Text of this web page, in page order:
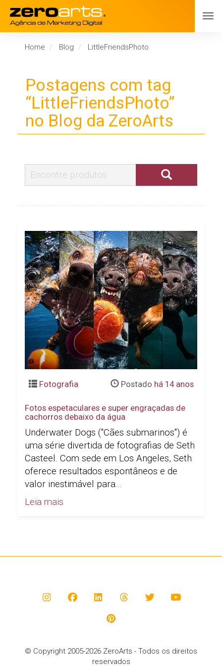
Home Blog LittleFriendsPhoto
Postagens com tag
“LittleFriendsPhoto”
no Blog da ZeroArts
Fotografia Postado há 14 anos
Fotos espetaculares e super engraçadas de
cachorros debaixo da água
Underwater Dogs ("Cães submarinos") é
uma série divertida de fotografias de Seth
Casteel. Com sede em Los Angeles, Seth
oferece resultados espontâneos e de
valor inestimável para...
Leia mais
© Copyright 2005-2026 ZeroArts - Todos os direitos
reservados